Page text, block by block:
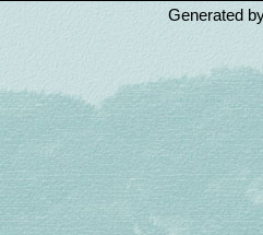
Generated